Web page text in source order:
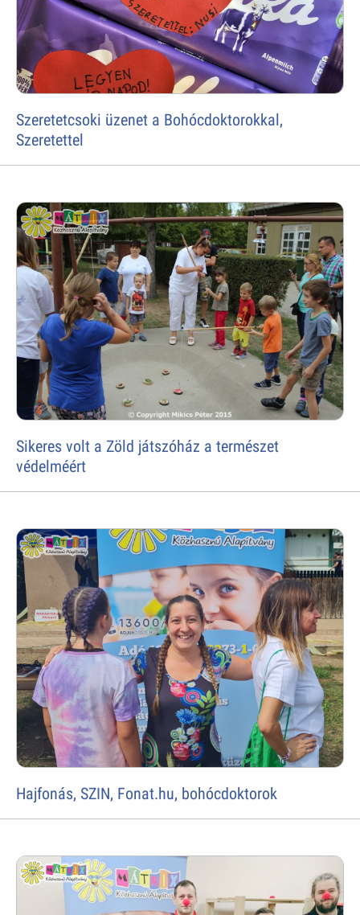
Szeretetcsoki üzenet a Bohócdoktorokkal,
Szeretettel
Sikeres volt a Zöld játszóház a természet
védelméért
Hajfonás, SZIN, Fonat.hu, bohócdoktorok